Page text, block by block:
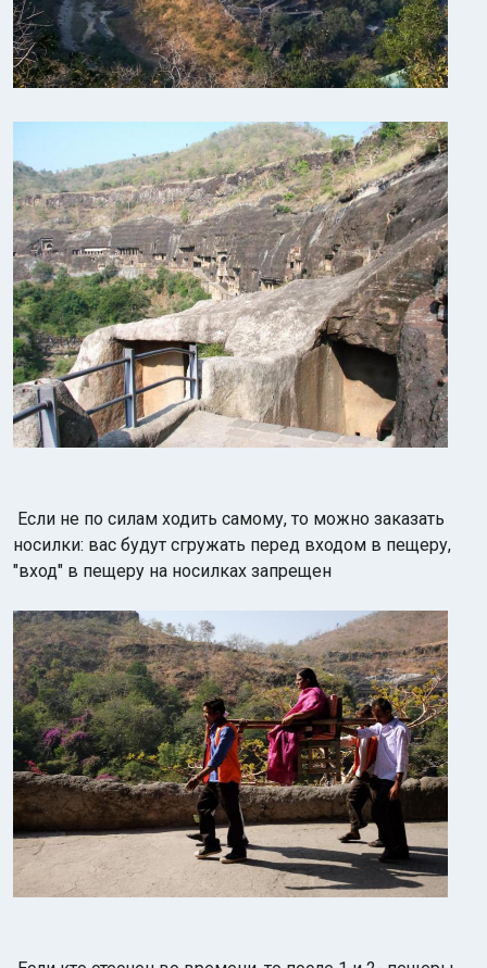
Если не по силам ходить самому, то можно заказать
носилки: вас будут сгружать перед входом в пещеру,
"вход" в пещеру на носилках запрещен